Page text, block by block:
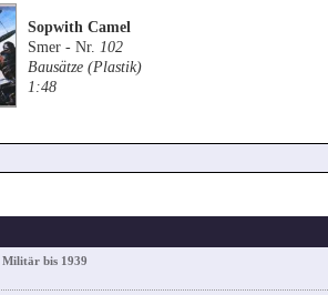
Sopwith Camel
Smer - Nr.102
Bausätze (Plastik)
1:48
Militär bis 1939